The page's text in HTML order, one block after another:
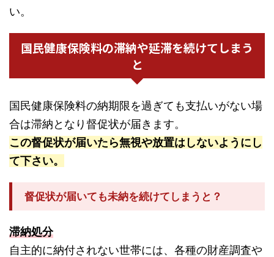
い。
国民健康保険料の滞納や延滞を続けてしまう
と
国民健康保険料の納期限を過ぎても支払いがない場
合は滞納となり督促状が届きます。
この督促状が届いたら無視や放置はしないようにし
て下さい。
督促状が届いても未納を続けてしまうと？
滞納処分
自主的に納付されない世帯には、各種の財産調査や